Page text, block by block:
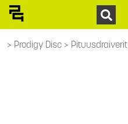
Prodigy Disc Pituusdraiverit